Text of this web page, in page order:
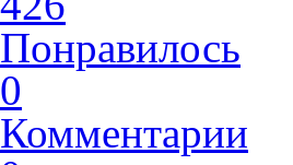
Понравилось
0
Комментарии